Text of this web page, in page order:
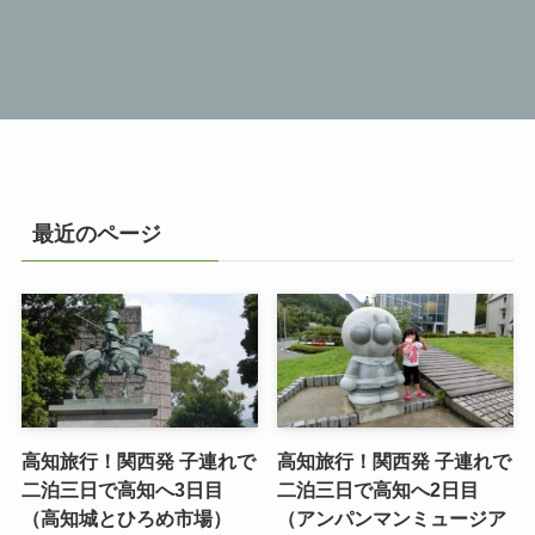
最近のページ
高知旅行！関西発 子連れで
二泊三日で高知へ3日目
（高知城とひろめ市場）
高知旅行！関西発 子連れで
二泊三日で高知へ2日目
（アンパンマンミュージア